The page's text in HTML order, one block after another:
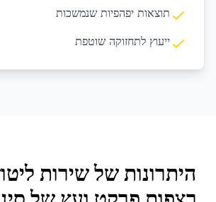
תוצאות יפהפיות שנמשכות
ייעוץ לתחזוקה שוטפת
היתרונות של שירות